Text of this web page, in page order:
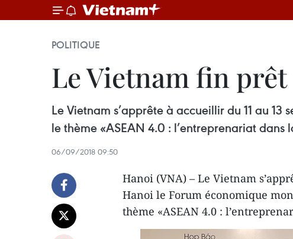
POLITIQUE
Le Vietnam fin prêt
Le Vietnam s’apprête à accueillir du 11 au
le thème «ASEAN 4.0 : l’entreprenariat
06/09/2018 09:50
Hanoi (VNA) – Le Vietnam
Hanoi le Forum économique
thème «ASEAN 4.0 :